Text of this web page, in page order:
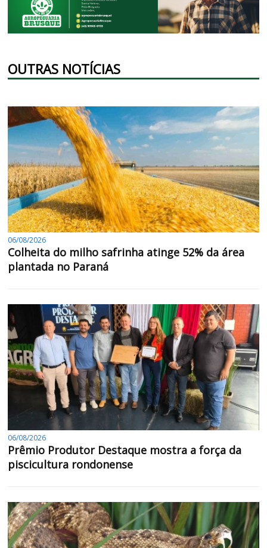
OUTRAS NOTÍCIAS
06/08/2026
Colheita do milho safrinha atinge 52% da área
plantada no Paraná
06/08/2026
Prêmio Produtor Destaque mostra a força da
piscicultura rondonense